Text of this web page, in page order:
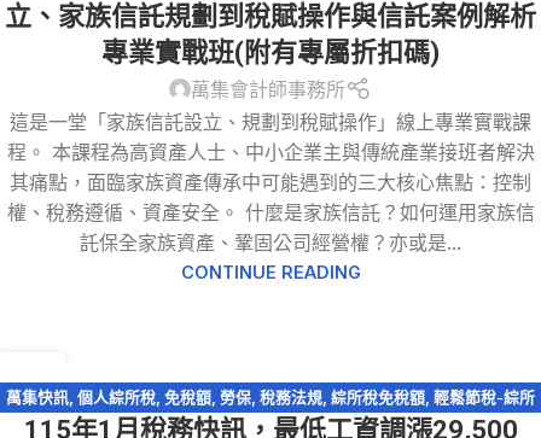
立、家族信託規劃到稅賦操作與信託案例解析
專業實戰班(附有專屬折扣碼)
萬集會計師事務所
這是一堂「家族信託設立、規劃到稅賦操作」線上專業實戰課
程。 本課程為高資產人士、中小企業主與傳統產業接班者解決
其痛點，面臨家族資產傳承中可能遇到的三大核心焦點：控制
權、稅務遵循、資產安全。 什麼是家族信託？如何運用家族信
託保全家族資產、鞏固公司經營權？亦或是...
CONTINUE READING
12 月
萬集快訊 個人綜所稅 免稅額 勞保 稅務法規 綜所稅免稅額 輕鬆節稅-綜所
稅,遺產及贈與稅
115年1月稅務快訊，最低工資調漲29,500